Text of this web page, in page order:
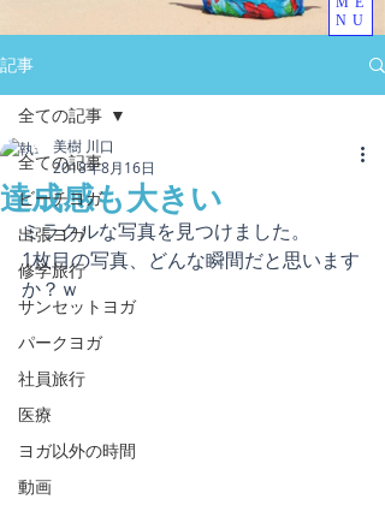
NU
記事
全ての記事
ビーチヨガ
出張ヨガ
修学旅行
サンセットヨガ
パークヨガ
社員旅行
医療
ヨガ以外の時間
動画
全ての記事
達成感も大きい
美樹 川口
2018年8月16日
ミラクルな写真を見つけました。
1枚目の写真、どんな瞬間だと思います
か？ｗ